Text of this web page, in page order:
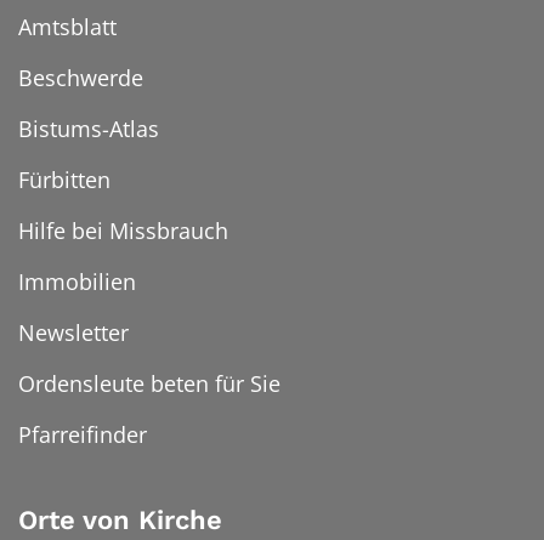
Amtsblatt
Beschwerde
Bistums-Atlas
Fürbitten
Hilfe bei Missbrauch
Immobilien
Newsletter
Ordensleute beten für Sie
Pfarreifinder
Orte von Kirche